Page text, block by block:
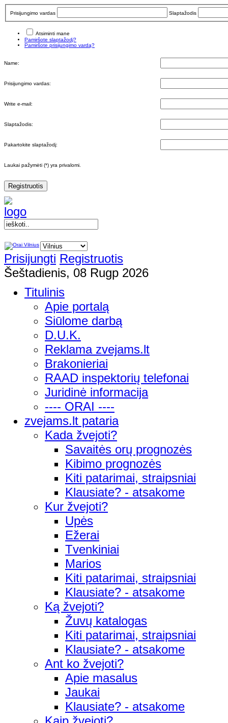
Prisijungimo vardas Slaptažodis
Atsiminti mane
Pamiršote slaptažodį?
Pamiršote prisijungimo vardą?
Name:
Prisijungimo vardas:
Write e-mail:
Slaptažodis:
Pakartokite slaptažodį:
Laukai pažymėti (*) yra privalomi.
Registruotis
Prisijungti Registruotis
Šeštadienis, 08 Rugp 2026
Titulinis
Apie portalą
Siūlome darbą
D.U.K.
Reklama zvejams.lt
Brakonieriai
RAAD inspektorių telefonai
Juridinė informacija
---- ORAI ----
zvejams.lt pataria
Kada žvejoti?
Savaitės orų prognozės
Kibimo prognozės
Kiti patarimai, straipsniai
Klausiate? - atsakome
Kur žvejoti?
Upės
Ežerai
Tvenkiniai
Marios
Kiti patarimai, straipsniai
Klausiate? - atsakome
Ką žvejoti?
Žuvų katalogas
Kiti patarimai, straipsniai
Klausiate? - atsakome
Ant ko žvejoti?
Apie masalus
Jaukai
Klausiate? - atsakome